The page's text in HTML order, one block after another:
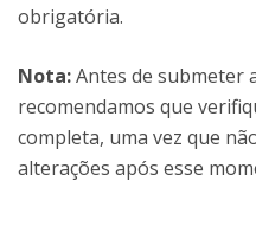
obrigatória.
Nota:Antes de submeter
recomendamos que
completa, uma vez que
alterações após esse